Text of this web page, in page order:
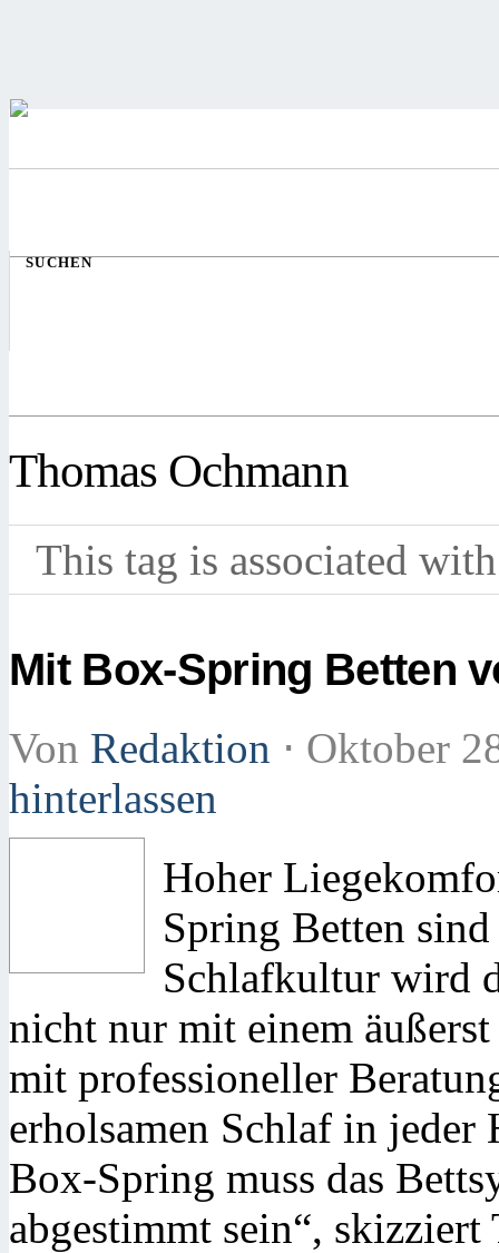
SUCHEN
Thomas Ochmann
This tag is associated
Mit Box-Spring Betten
Von Redaktion ⋅ Oktober
hinterlassen
Hoher
Spring Betten
Schlafkultur wird
nicht nur mit einem
mit professioneller
erholsamen Schlaf in
Box-Spring muss das
abgestimmt sein“,